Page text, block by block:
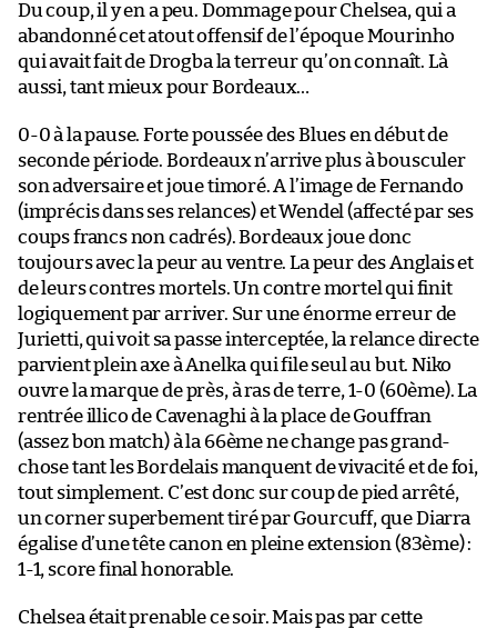
Du coup, il y en a peu. Dommage pour Chelsea, qui a
abandonné cet atout offensif de l’époque Mourinho
qui avait fait de Drogba la terreur qu’on connaît. Là
aussi, tant mieux pour Bordeaux…
0-0 à la pause. Forte poussée des Blues en début de
seconde période. Bordeaux n’arrive plus à bousculer
son adversaire et joue timoré. A l’image de Fernando
(imprécis dans ses relances) et Wendel (affecté par ses
coups francs non cadrés). Bordeaux joue donc
toujours avec la peur au ventre. La peur des Anglais et
de leurs contres mortels. Un contre mortel qui finit
logiquement par arriver. Sur une énorme erreur de
Jurietti, qui voit sa passe interceptée, la relance directe
parvient plein axe à Anelka qui file seul au but. Niko
ouvre la marque de près, à ras de terre, 1-0 (60ème). La
rentrée illico de Cavenaghi à la place de Gouffran
(assez bon match) à la 66ème ne change pas grand-
chose tant les Bordelais manquent de vivacité et de foi,
tout simplement. C’est donc sur coup de pied arrêté,
un corner superbement tiré par Gourcuff, que Diarra
égalise d’une tête canon en pleine extension (83ème) :
1-1, score final honorable.
Chelsea était prenable ce soir. Mais pas par cette